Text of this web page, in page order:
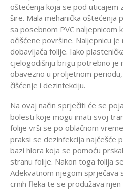
oštećenja koja se pod
šire. Mala mehanička
sa posebnom PVC naljepnicom
očišćene površine. Naljepnicu
dobavljača folije. Iako
cjelogodišnju brigu potrebno je
obavezno u proljetnom
čišćenje i dezinfekciju.
Na ovaj način sprječiti će se
bolesti koje mogu imati svoj
folije vrši se po oblačnom
praksi se dezinfekcija najčešće
bazi hlora koja se pomoću
stranu folije. Nakon toga folija
Adekvatnom njegom sprječava
crnih fleka te se produžava